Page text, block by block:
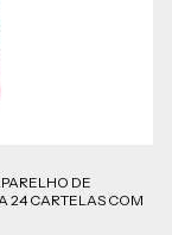
DE
24 CARTELAS COM